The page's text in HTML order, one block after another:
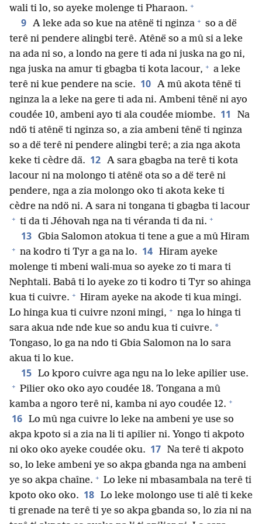
wali ti lo, so ayeke molenge ti Pharaon. +
9 A leke ada so kue na atênë ti nginza + so a dë
terê ni pendere alingbi terê. Atênë so a mû si a leke
na ada ni so, a londo na gere ti ada ni juska na go ni,
nga juska na amur ti gbagba ti kota lacour, + a leke
terê ni kue pendere na scie. 10 A mû akota tênë ti
nginza la a leke na gere ti ada ni. Ambeni tênë ni ayo
coudée 10, ambeni ayo ti ala coudée miombe. 11
Na
ndö ti atênë ti nginza so, a zia ambeni tênë ti nginza
so a dë terê ni pendere alingbi terê; a zia nga akota
keke ti cèdre dä. 12 A sara gbagba na terê ti kota
lacour ni na molongo ti atênë ota so a dë terê ni
pendere, nga a zia molongo oko ti akota keke ti
cèdre na ndö ni. A sara ni tongana ti gbagba ti lacour
+ ti da ti Jéhovah nga na ti véranda ti da ni. +
13 Gbia Salomon atokua ti tene a gue a mû Hiram
+ na kodro ti Tyr a ga na lo. 14 Hiram ayeke
molenge ti mbeni wali-mua so ayeke zo ti mara ti
Nephtali. Babâ ti lo ayeke zo ti kodro ti Tyr so ahinga
kua ti cuivre. + Hiram ayeke na akode ti kua mingi.
Lo hinga kua ti cuivre nzoni mingi, + nga lo hinga ti
sara akua nde nde kue so andu kua ti cuivre. *
Tongaso, lo ga na ndo ti Gbia Salomon na lo sara
akua ti lo kue.
15 Lo kporo cuivre aga ngu na lo leke apilier use.
+ Pilier oko oko ayo coudée 18. Tongana a mû
kamba a ngoro terê ni, kamba ni ayo coudée 12. +
16 Lo mû nga cuivre lo leke na ambeni ye use so
akpa kpoto si a zia na li ti apilier ni. Yongo ti akpoto
ni oko oko ayeke coudée oku. 17 Na terê ti akpoto
so, lo leke ambeni ye so akpa gbanda nga na ambeni
ye so akpa chaîne. + Lo leke ni mbasambala na terê ti
kpoto oko oko. 18 Lo leke molongo use ti alê ti keke
ti grenade na terê ti ye so akpa gbanda so, lo zia ni na